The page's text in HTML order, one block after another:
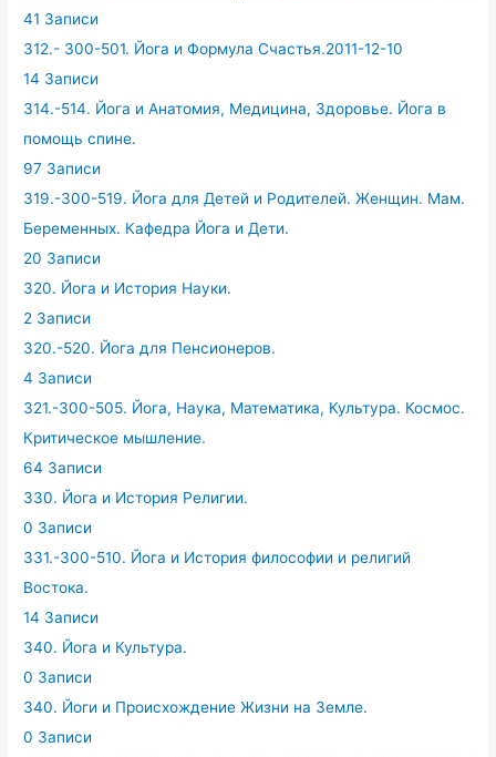
41 Записи
312.- 300-501. Йога и Формула Счастья.2011-12-10
14 Записи
314.-514. Йога и Анатомия, Медицина, Здоровье. Йога в
помощь спине.
97 Записи
319.-300-519. Йога для Детей и Родителей. Женщин. Мам.
Беременных. Кафедра Йога и Дети.
20 Записи
320. Йога и История Науки.
2 Записи
320.-520. Йога для Пенсионеров.
4 Записи
321.-300-505. Йога, Наука, Математика, Культура. Космос.
Критическое мышление.
64 Записи
330. Йога и История Религии.
0 Записи
331.-300-510. Йога и История философии и религий
Востока.
14 Записи
340. Йога и Культура.
0 Записи
340. Йоги и Происхождение Жизни на Земле.
0 Записи